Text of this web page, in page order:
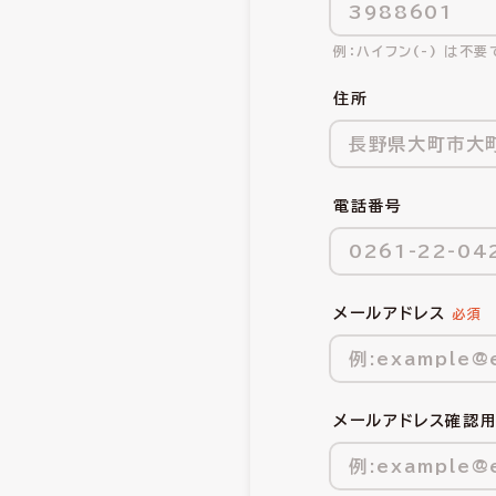
ハイフン(-) は不要
住所
電話番号
メールアドレス
メールアドレス確認